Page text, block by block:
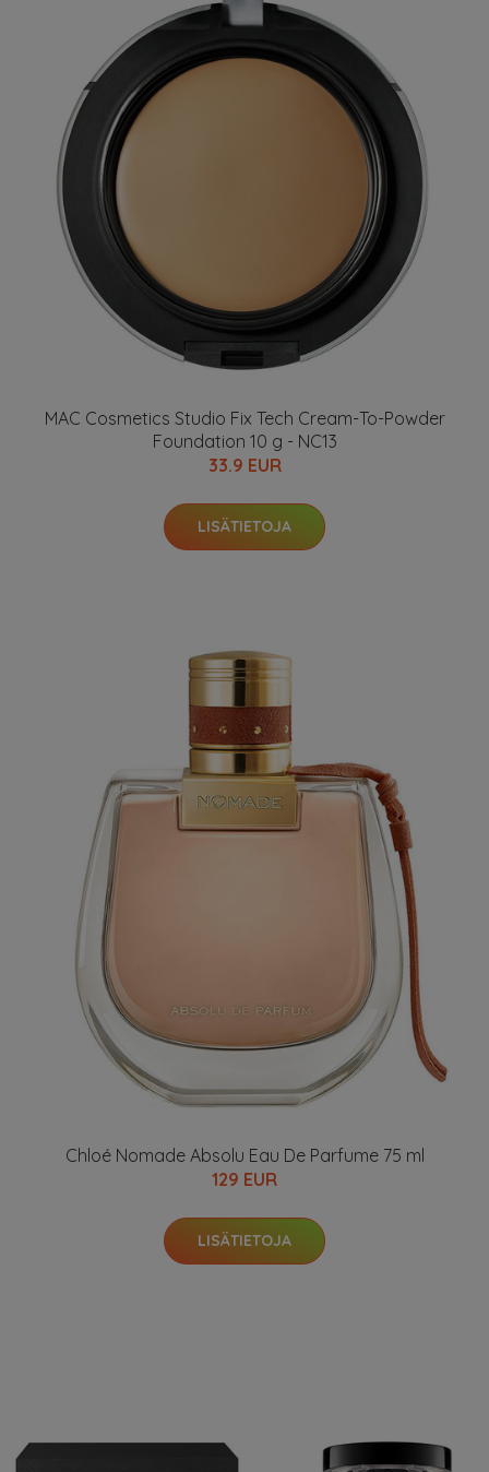
MAC Cosmetics Studio Fix Tech Cream-To-Powder
Foundation 10 g - NC13
33.9 EUR
LISÄTIETOJA
Chloé Nomade Absolu Eau De Parfume 75 ml
129 EUR
LISÄTIETOJA